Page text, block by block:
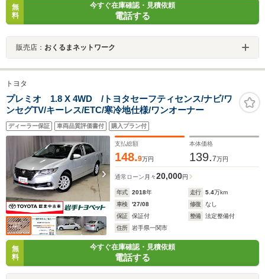
無
料
今すぐ在庫確認・見積依頼
電話する
販売店： おくるまネットワーク
トヨタ
プレミオ 1.8 X 4WD /トヨタセーフティセンス/ナビ/ワ
ンセグTV/キーレス/ETC/寒冷地仕様/ワンオーナー
ディーラー保証 車両品質評価書付 購入プラン付
支払総額
148.9万円
本体価格
139.7万円
通常ローン 月々20,000円
年式 2018年 走行 5.4万km
車検
'27/08 修復
なし
保証
保証付 整備
法定整備付
住所
岩手県一関市
無
料
今すぐ在庫確認・見積依頼
電話する